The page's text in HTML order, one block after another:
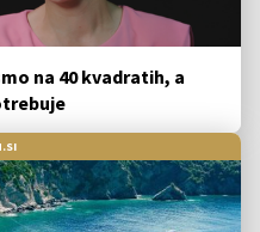
na 40 kvadratih, a